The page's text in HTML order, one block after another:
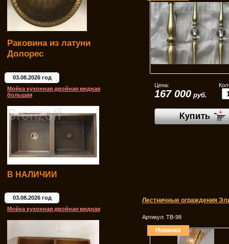
Раковина из латуни
Долорес
03.08.2026 год
Мойка кухонная двойная медная
большая
В НАЛИЧИИ
03.08.2026 год
Мойка кухонная двойная медная
Цена:
167 000 руб.
Лестничные ограждения
Артикул: ТВ-98
Новинка